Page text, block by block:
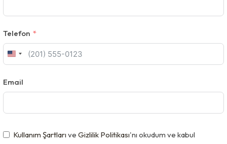
Telefon
U
i
e
Email
Kullanım ŞartlarıveGizlilik Politikası'nı okudum ve kabul